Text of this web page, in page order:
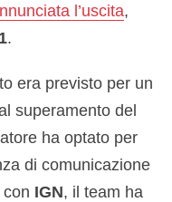
l’uscita,
.
era previsto per un
superamento del
ha optato per
di comunicazione
con IGN, il team ha